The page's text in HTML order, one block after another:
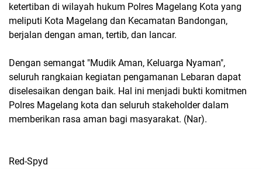
ketertiban di wilayah hukum Polres Magelang Kota yang
meliputi Kota Magelang dan Kecamatan Bandongan,
berjalan dengan aman, tertib, dan lancar.
Dengan semangat "Mudik Aman, Keluarga Nyaman",
seluruh rangkaian kegiatan pengamanan Lebaran dapat
diselesaikan dengan baik. Hal ini menjadi bukti komitmen
Polres Magelang kota dan seluruh stakeholder dalam
memberikan rasa aman bagi masyarakat. (Nar).
Red-Spyd